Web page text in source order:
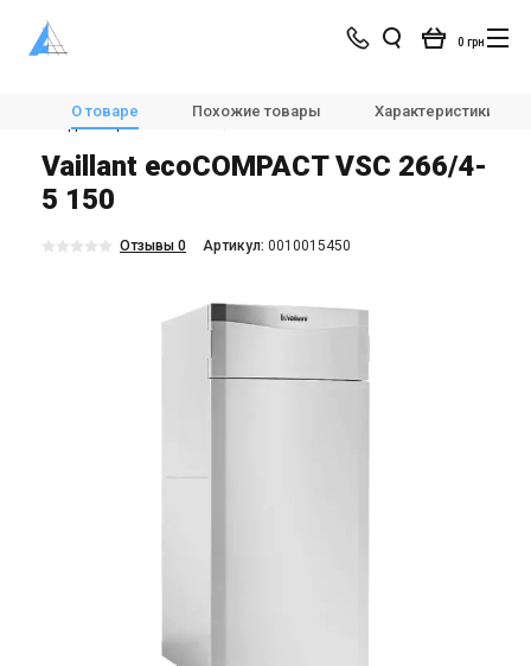
0 грн
Магазин Отопление
🌡🔥Котлы отопления
Конденсационные котлы
О товаре Похожие товары Характеристики
Vaillant ecoCOMPACT VSC 266/4-
5 150
Отзывы 0 Aртикул: 0010015450